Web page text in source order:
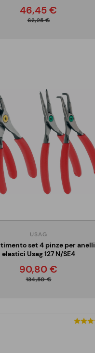
46,45 €
62,25 €
USAG
set 4 pinze per anelli
elastici Usag 127 N/SE4
90,80 €
134,50 €